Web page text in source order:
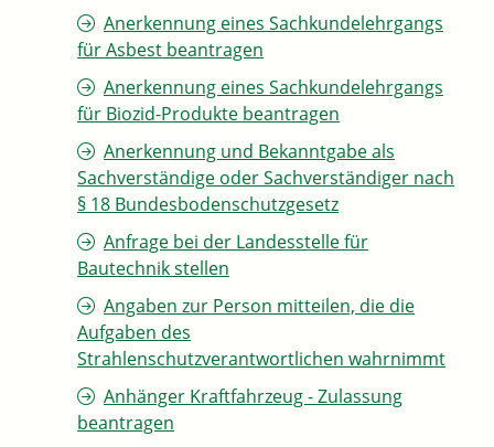
Anerkennung eines Sachkundelehrgangs
für Asbest beantragen
Anerkennung eines Sachkundelehrgangs
für Biozid-Produkte beantragen
Anerkennung und Bekanntgabe als
Sachverständige oder Sachverständiger nach
§ 18 Bundesbodenschutzgesetz
Anfrage bei der Landesstelle für
Bautechnik stellen
Angaben zur Person mitteilen, die die
Aufgaben des
Strahlenschutzverantwortlichen wahrnimmt
Anhänger Kraftfahrzeug - Zulassung
beantragen